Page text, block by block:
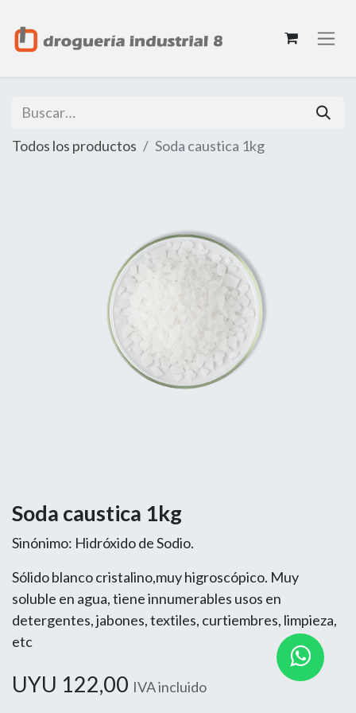
Todos los productos Soda caustica 1kg
Soda caustica 1kg
Sinónimo: Hidróxido de Sodio.
Sólido blanco cristalino,muy higroscópico. Muy
soluble en agua, tiene innumerables usos en
detergentes, jabones, textiles, curtiembres, limpieza,
etc
UYU 122,00 IVA incluido